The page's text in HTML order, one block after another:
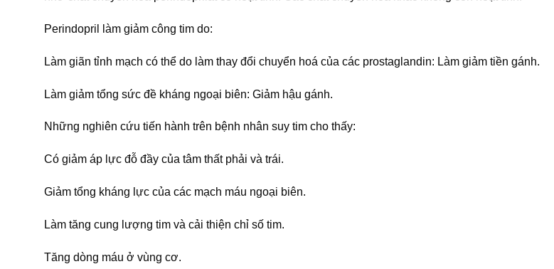
Perindopril làm giảm công tim do:
Làm giãn tỉnh mạch có thể do làm thay đổi chuyển hoá của các prostaglandin: Làm giảm tiền gánh.
Làm giảm tổng sức đề kháng ngoại biên: Giảm hậu gánh.
Những nghiên cứu tiến hành trên bệnh nhân suy tim cho thấy:
Có giảm áp lực đỗ đầy của tâm thất phải và trái.
Giảm tổng kháng lực của các mạch máu ngoại biên.
Làm tăng cung lượng tim và cải thiện chỉ số tim.
Tăng dòng máu ở vùng cơ.